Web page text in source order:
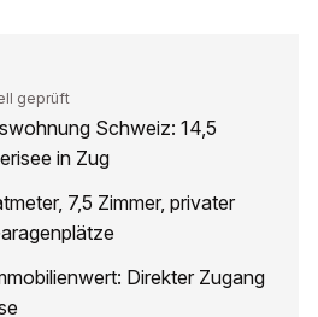
geprüft
Schweiz: 14,5
in Zug
7,5 Zimmer, privater
Direkter Zugang